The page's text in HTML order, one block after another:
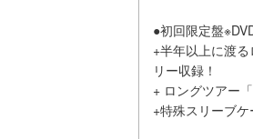
●初回限定盤
+半年以上に渡
リー収録！
+ ロングツアー
+特殊スリーブケ